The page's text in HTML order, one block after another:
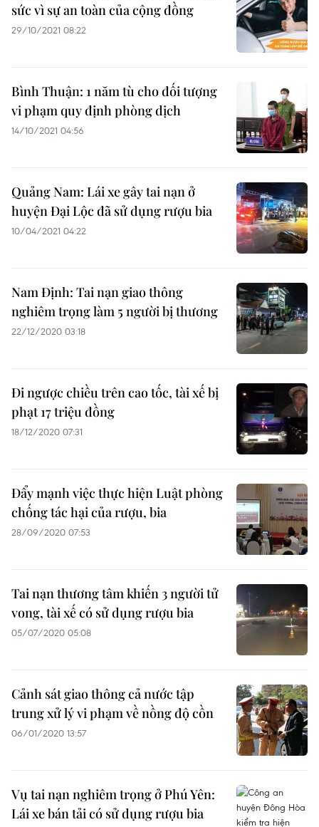
sức vì sự an toàn của cộng đồng
29/10/2021 08:22
Bình Thuận: 1 năm tù cho đối tượng
vi phạm quy định phòng dịch
14/10/2021 04:56
Quảng Nam: Lái xe gây tai nạn ở
huyện Đại Lộc đã sử dụng rượu bia
10/04/2021 04:22
Nam Định: Tai nạn giao thông
nghiêm trọng làm 5 người bị thương
22/12/2020 03:18
Đi ngược chiều trên cao tốc, tài xế bị
phạt 17 triệu đồng
18/12/2020 07:31
Đẩy mạnh việc thực hiện Luật phòng
chống tác hại của rượu, bia
28/09/2020 07:53
Tai nạn thương tâm khiến 3 người tử
vong, tài xế có sử dụng rượu bia
05/07/2020 05:08
Cảnh sát giao thông cả nước tập
trung xử lý vi phạm về nồng độ cồn
06/01/2020 13:57
Vụ tai nạn nghiêm trọng ở Phú Yên:
Lái xe bán tải có sử dụng rượu bia